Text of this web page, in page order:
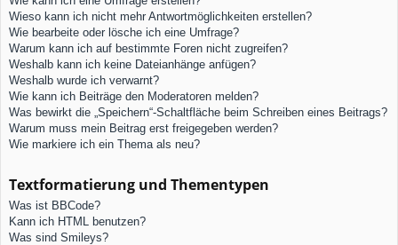
Wieso kann ich nicht mehr Antwortmöglichkeiten erstellen?
Wie bearbeite oder lösche ich eine Umfrage?
Warum kann ich auf bestimmte Foren nicht zugreifen?
Weshalb kann ich keine Dateianhänge anfügen?
Weshalb wurde ich verwarnt?
Wie kann ich Beiträge den Moderatoren melden?
Was bewirkt die „Speichern“-Schaltfläche beim Schreiben eines Beitrags?
Warum muss mein Beitrag erst freigegeben werden?
Wie markiere ich ein Thema als neu?
Textformatierung und Thementypen
Was ist BBCode?
Kann ich HTML benutzen?
Was sind Smileys?